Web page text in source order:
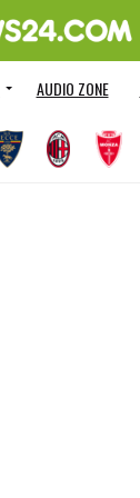
AUDIO ZONE